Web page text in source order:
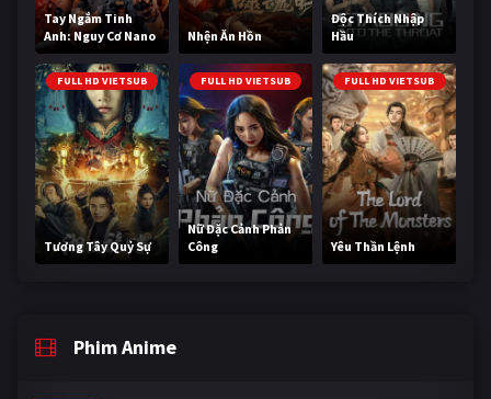
Tay Ngắm Tinh
Anh: Nguy Cơ Nano
Nhện Ăn Hồn
Độc Thích Nhập
Hầu
FULL HD VIETSUB
Tương Tây Quỷ Sự
FULL HD VIETSUB
Nữ Đặc Cảnh Phản
Công
FULL HD VIETSUB
Yêu Thần Lệnh
Phim Anime